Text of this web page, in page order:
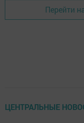
Перейти
ЦЕНТРАЛЬНЫЕ